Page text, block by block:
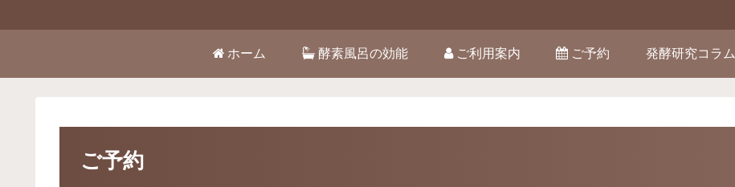
ホーム 酵素風呂の効能 ご利用案内 ご予約 発酵研究コラム
ご予約